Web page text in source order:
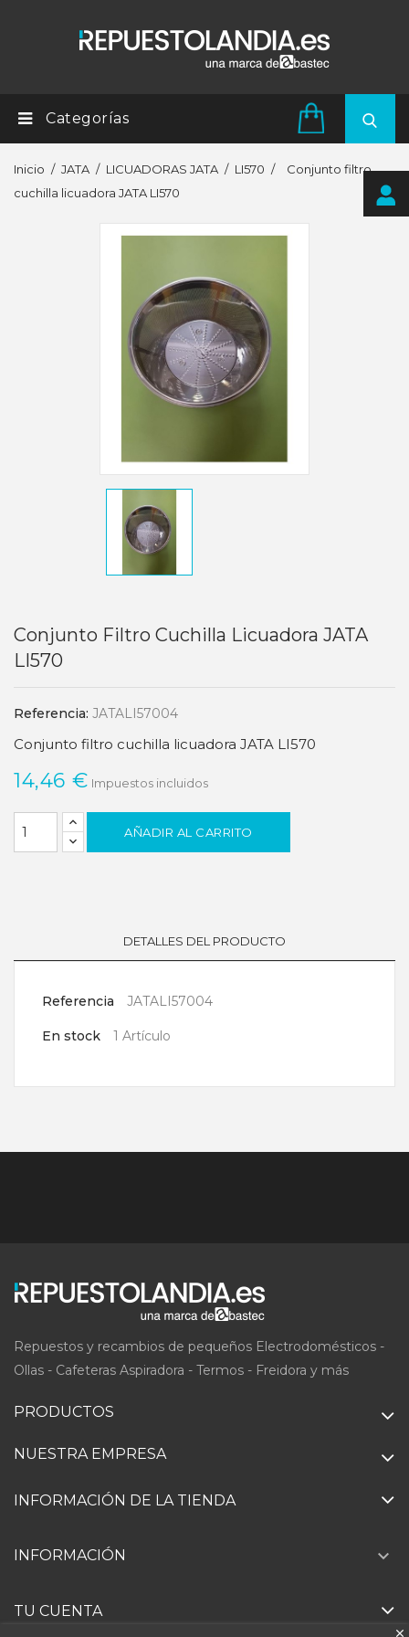
Categorías
Inicio JATA LICUADORAS JATA LI570
Conjunto filtro
cuchilla licuadora JATA LI570
Conjunto Filtro Cuchilla Licuadora JATA
LI570
Referencia: JATALI57004
Conjunto filtro cuchilla licuadora JATA LI570
14,46 € Impuestos incluidos
AÑADIR AL CARRITO
DETALLES DEL PRODUCTO
Referencia JATALI57004
En stock 1 Artículo
Repuestos y recambios de pequeños Electrodomésticos -
Ollas - Cafeteras Aspiradora - Termos - Freidora y más
PRODUCTOS
NUESTRA EMPRESA
INFORMACIÓN DE LA TIENDA
INFORMACIÓN 
TU CUENTA